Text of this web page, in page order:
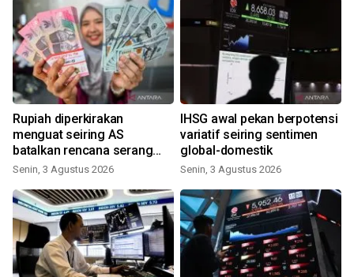
Rupiah diperkirakan
menguat seiring AS
batalkan rencana serang
Iran
Senin, 3 Agustus 2026
IHSG awal pekan berpotensi
variatif seiring sentimen
global-domestik
Senin, 3 Agustus 2026